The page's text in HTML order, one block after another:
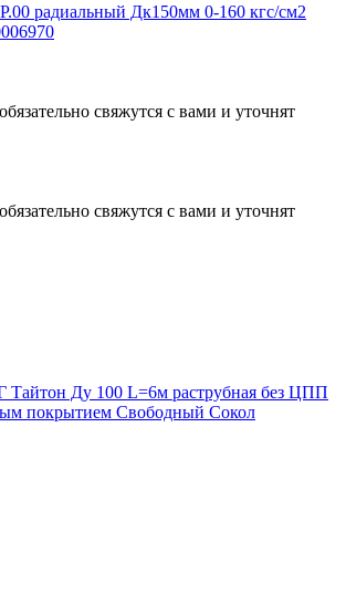
радиальный Дк150мм 0-160 кгс/см2
свяжутся с вами и уточнят
свяжутся с вами и уточнят
Ду 100 L=6м раструбная без ЦПП
покрытием Свободный Сокол